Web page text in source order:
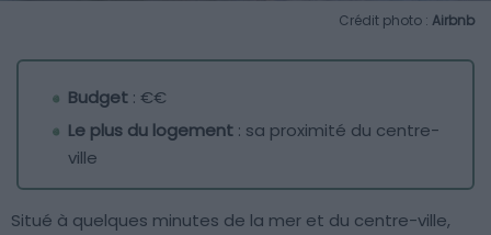
Crédit photo : Airbnb
Budget : €€
Le plus du logement : sa proximité du centre-
ville
Situé à quelques minutes de la mer et du centre-ville,